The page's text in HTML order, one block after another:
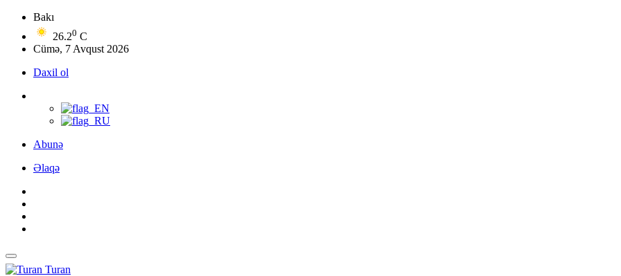
Bakı
26.20 C
Cümə, 7 Avqust 2026
Daxil ol
Abunə
Əlaqə
Turan